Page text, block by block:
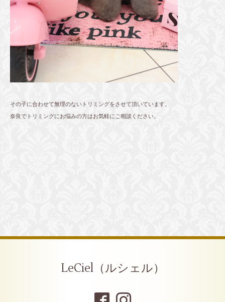
その子に合わせて無理のないトリミングをさせて頂いています。
奈良でトリミングにお悩みの方はお気軽にご相談ください。
LeCiel（ルシェル）